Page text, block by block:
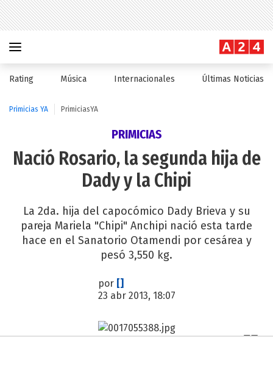
Rating Música Internacionales Últimas Noticias
Primicias YA PrimiciasYA
PRIMICIAS
Nació Rosario, la segunda hija de
Dady y la Chipi
La 2da. hija del capocómico Dady Brieva y su
pareja Mariela "Chipi" Anchipi nació esta tarde
hace en el Sanatorio Otamendi por cesárea y
pesó 3,550 kg.
por []
23 abr 2013, 18:07